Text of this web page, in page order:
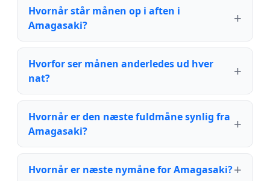
Hvornår står månen op i aften i
Amagasaki?
Hvorfor ser månen anderledes ud hver
nat?
Hvornår er den næste fuldmåne synlig fra
Amagasaki?
Hvornår er næste nymåne for Amagasaki?